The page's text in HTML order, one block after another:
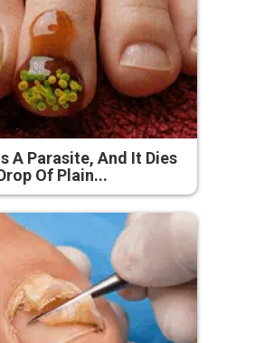
A Parasite, And It Dies
Of Plain...